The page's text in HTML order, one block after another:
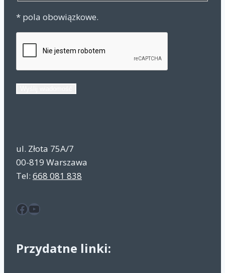
* pola obowiązkowe.
ul. Złota 75A/7
00-819 Warszawa
Tel: 668 081 838
Facebook
YouTube
Przydatne linki: